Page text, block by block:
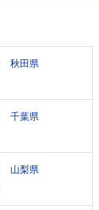
秋田県
千葉県
山梨県